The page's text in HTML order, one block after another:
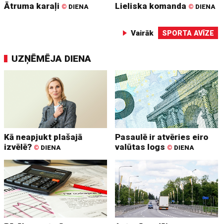
Ātruma karaļi © DIENA Lieliska komanda © DIENA
Vairāk SPORTA AVĪZE
UZŅĒMĒJA DIENA
Kā neapjukt plašajā
izvēlē? © DIENA
Pasaulē ir atvēries eiro
valūtas logs © DIENA